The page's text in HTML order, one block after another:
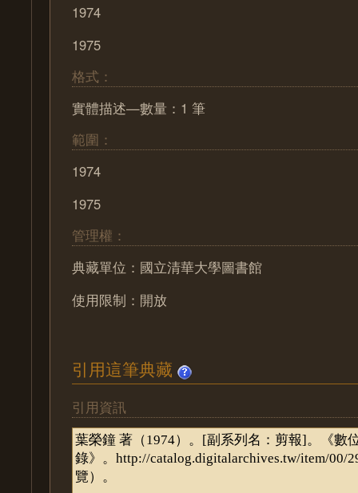
1974
1975
格式：
實體描述—數量：1 筆
範圍：
1974
1975
管理權：
典藏單位：國立清華大學圖書館
使用限制：開放
引用這筆典藏
引用資訊